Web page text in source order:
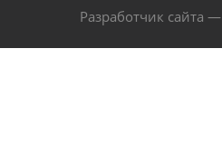
Разработчик сайта —